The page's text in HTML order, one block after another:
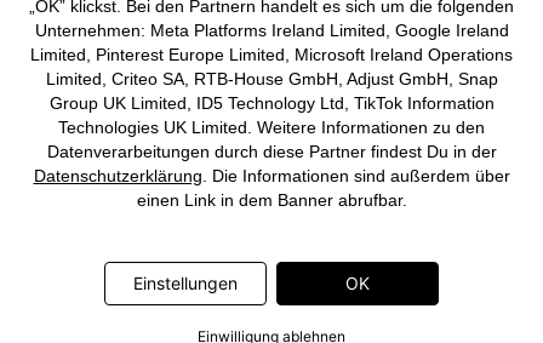
„OK” klickst. Bei den Partnern handelt es sich um die folgenden
Unternehmen: Meta Platforms Ireland Limited, Google Ireland
Limited, Pinterest Europe Limited, Microsoft Ireland Operations
Limited, Criteo SA, RTB-House GmbH, Adjust GmbH, Snap
Group UK Limited, ID5 Technology Ltd, TikTok Information
Technologies UK Limited. Weitere Informationen zu den
Datenverarbeitungen durch diese Partner findest Du in der
Datenschutzerklärung . Die Informationen sind außerdem über
einen Link in dem Banner abrufbar.
Einstellungen OK
Einwilligung ablehnen